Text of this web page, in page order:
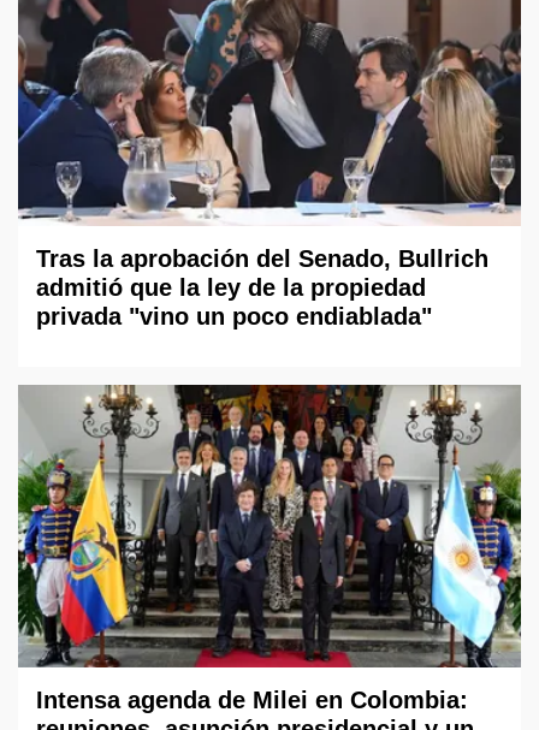
Tras la aprobación del Senado, Bullrich
admitió que la ley de la propiedad
privada "vino un poco endiablada"
Intensa agenda de Milei en Colombia: